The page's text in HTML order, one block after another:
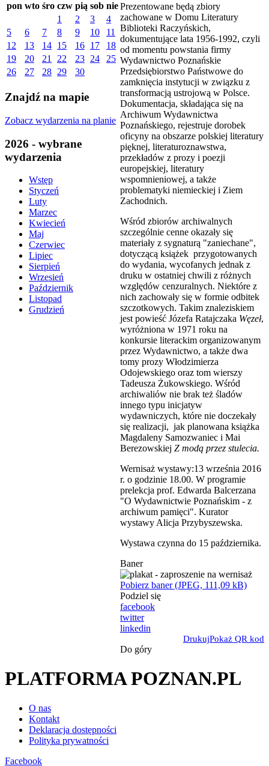
pon wto śro czw pią sob nie
1
2 3
4
5
6 7 8 9 10
11
12
13 14 15 16 17
18
19
20 21 22 23 24
25
26
27 28 29 30
Znajdź na mapie
Zobacz wydarzenia na planie
2026 - wybrane
wydarzenia
Wstęp
Styczeń
Luty
Marzec
Kwiecień
Maj
Czerwiec
Lipiec
Sierpień
Wrzesień
Październik
Listopad
Grudzień
Prezentowane będą zbiory
zachowane w Domu Literatury
Biblioteki Raczyńskich,
dokumentujące lata 1956-1992, czyli
od momentu powstania firmy
Wydawnictwo Poznańskie
Przedsiębiorstwo Państwowe do
zamknięcia instytucji w związku z
transformacją ustrojową w Polsce.
Dokumentacja, składająca się na
Archiwum Wydawnictwa
Poznańskiego, rejestruje dorobek
oficyny na obszarze polskiej literatury
pięknej, literaturoznawstwa,
przekładów z prozy i poezji
europejskiej, literatury
wspomnieniowej, a także
problematyki niemieckiej i Ziem
Zachodnich.
Wśród zbiorów archiwalnych
szczególnie cenne okazały się
materiały z sygnaturą "zaniechane",
dotyczącą książek przygotowanych
do wydania, wycofanych jednak z
druku w ostatniej chwili z różnych
względów cenzuralnych. Niektóre z
nich zachowały się w formie odbitek
szczotkowych. Takim znaleziskiem
jest powieść Józefa Ratajczaka Węzeł,
wyróżniona w 1971 roku na
konkursie literackim organizowanym
przez Wydawnictwo, a także dwa
tomy prozy Włodzimierza
Odojewskiego oraz tom wierszy
Tadeusza Żukowskiego. Wśród
archiwaliów nie brak też śladów
innego typu inicjatyw
wydawniczych, które nie doczekały
się realizacji, jak planowana książka
Magdaleny Samozwaniec i Mai
Berezowskiej Z modą przez stulecia.
Wernisaż wystawy:13 września 2016
r. o godzinie 18.00. W programie
prelekcja prof. Edwarda Balcerzana
"O Wydawnictwie Poznańskim - z
archiwum pamięci". Kurator
wystawy Alicja Przybyszewska.
Wystawa czynna do 15 października.
Baner
Pobierz baner (JPEG, 111,09 kB)
Podziel się
facebook
twitter
linkedin
DrukujPokaż QR kod
Do góry
PLATFORMA POZNAN.PL
O nas
Kontakt
Deklaracja dostępności
Polityka prywatności
Facebook